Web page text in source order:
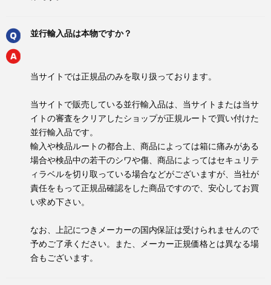
並行輸入品は本物ですか？
当サイトでは正規品のみを取り扱っております。
当サイトで販売している並行輸入品は、当サイトまたは当サ
イトの審査をクリアしたショップが正規ルートで買い付けた
並行輸入品です。
輸入や検品ルートの都合上、商品によっては箱に痛みがある
場合や検品中の若干のシワや傷、商品によってはセキュリテ
ィラベルを切り取っている場合などがございますが、当社が
責任をもって正規品確認をした商品ですので、安心してお買
い求め下さい。
なお、上記につきメーカーの国内保証は受けられませんので
予めご了承ください。また、メーカー正規価格とは異なる場
合もございます。